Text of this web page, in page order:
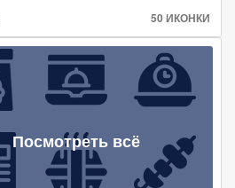
50 ИКОНКИ
Посмотреть всё